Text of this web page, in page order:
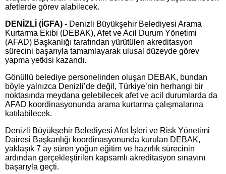
afetlerde görev alabilecek.
DENİZLİ (İGFA) - Denizli Büyükşehir Belediyesi Arama
Kurtarma Ekibi (DEBAK), Afet ve Acil Durum Yönetimi
(AFAD) Başkanlığı tarafından yürütülen akreditasyon
sürecini başarıyla tamamlayarak ulusal düzeyde görev
yapma yetkisi kazandı.
Gönüllü belediye personelinden oluşan DEBAK, bundan
böyle yalnızca Denizli’de değil, Türkiye’nin herhangi bir
noktasında meydana gelebilecek afet ve acil durumlarda da
AFAD koordinasyonunda arama kurtarma çalışmalarına
katılabilecek.
Denizli Büyükşehir Belediyesi Afet İşleri ve Risk Yönetimi
Dairesi Başkanlığı koordinasyonunda kurulan DEBAK,
yaklaşık 7 ay süren yoğun eğitim ve hazırlık sürecinin
ardından gerçekleştirilen kapsamlı akreditasyon sınavını
başarıyla geçti.